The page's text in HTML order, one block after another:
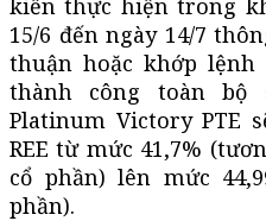
kiến thực hiện trong
15/6 đến ngày 14/7
thuận hoặc khớp lệnh
thành công toàn bộ
Platinum Victory PTE
REE từ mức 41,7%
cổ phần) lên mức
phần).